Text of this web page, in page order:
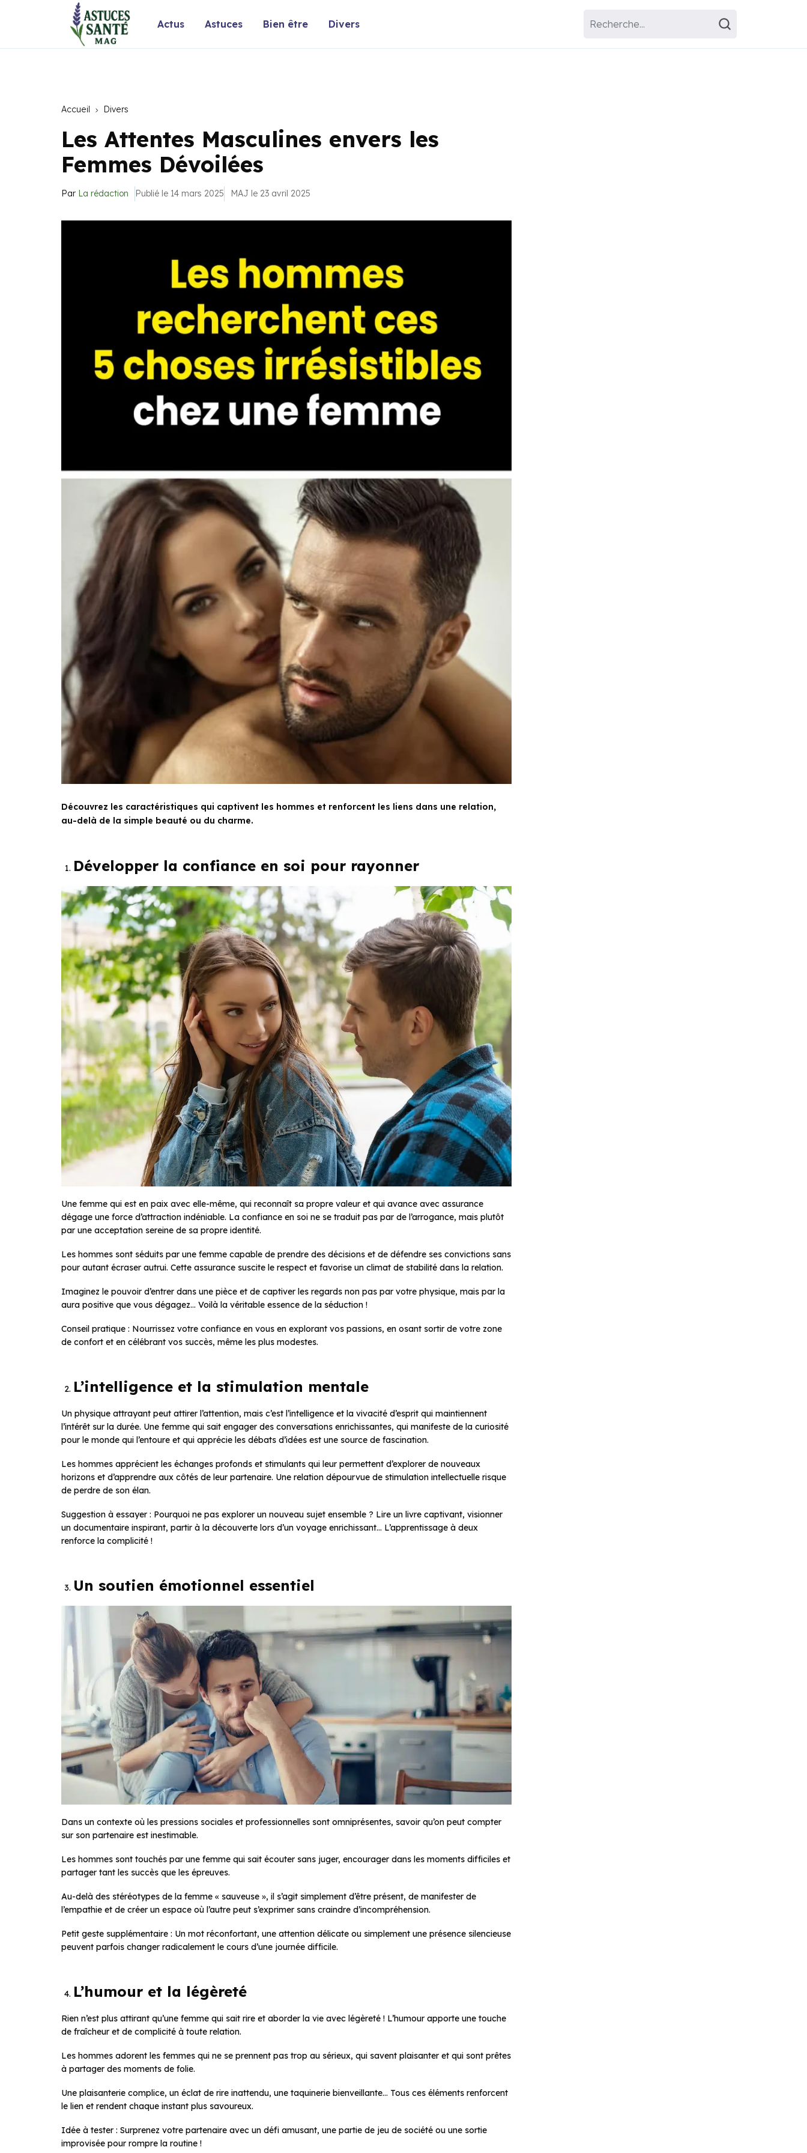
Actus Astuces Bien être Divers
Accueil Divers
Les Attentes Masculines envers les
Femmes Dévoilées
Par La rédaction Publié le 14 mars 2025 MAJ le 23 avril 2025
Découvrez les caractéristiques qui captivent les hommes et renforcent les liens dans une relation,
au-delà de la simple beauté ou du charme.
Développer la confiance en soi pour rayonner
Une femme qui est en paix avec elle-même, qui reconnaît sa propre valeur et qui avance avec assurance
dégage une force d’attraction indéniable. La confiance en soi ne se traduit pas par de l’arrogance, mais plutôt
par une acceptation sereine de sa propre identité.
Les hommes sont séduits par une femme capable de prendre des décisions et de défendre ses convictions sans
pour autant écraser autrui. Cette assurance suscite le respect et favorise un climat de stabilité dans la relation.
Imaginez le pouvoir d’entrer dans une pièce et de captiver les regards non pas par votre physique, mais par la
aura positive que vous dégagez… Voilà la véritable essence de la séduction !
Conseil pratique : Nourrissez votre confiance en vous en explorant vos passions, en osant sortir de votre zone
de confort et en célébrant vos succès, même les plus modestes.
L’intelligence et la stimulation mentale
Un physique attrayant peut attirer l’attention, mais c’est l’intelligence et la vivacité d’esprit qui maintiennent
l’intérêt sur la durée. Une femme qui sait engager des conversations enrichissantes, qui manifeste de la curiosité
pour le monde qui l’entoure et qui apprécie les débats d’idées est une source de fascination.
Les hommes apprécient les échanges profonds et stimulants qui leur permettent d’explorer de nouveaux
horizons et d’apprendre aux côtés de leur partenaire. Une relation dépourvue de stimulation intellectuelle risque
de perdre de son élan.
Suggestion à essayer : Pourquoi ne pas explorer un nouveau sujet ensemble ? Lire un livre captivant, visionner
un documentaire inspirant, partir à la découverte lors d’un voyage enrichissant… L’apprentissage à deux
renforce la complicité !
Un soutien émotionnel essentiel
Dans un contexte où les pressions sociales et professionnelles sont omniprésentes, savoir qu’on peut compter
sur son partenaire est inestimable.
Les hommes sont touchés par une femme qui sait écouter sans juger, encourager dans les moments difficiles et
partager tant les succès que les épreuves.
Au-delà des stéréotypes de la femme « sauveuse », il s’agit simplement d’être présent, de manifester de
l’empathie et de créer un espace où l’autre peut s’exprimer sans craindre d’incompréhension.
Petit geste supplémentaire : Un mot réconfortant, une attention délicate ou simplement une présence silencieuse
peuvent parfois changer radicalement le cours d’une journée difficile.
L’humour et la légèreté
Rien n’est plus attirant qu’une femme qui sait rire et aborder la vie avec légèreté ! L’humour apporte une touche
de fraîcheur et de complicité à toute relation.
Les hommes adorent les femmes qui ne se prennent pas trop au sérieux, qui savent plaisanter et qui sont prêtes
à partager des moments de folie.
Une plaisanterie complice, un éclat de rire inattendu, une taquinerie bienveillante… Tous ces éléments renforcent
le lien et rendent chaque instant plus savoureux.
Idée à tester : Surprenez votre partenaire avec un défi amusant, une partie de jeu de société ou une sortie
improvisée pour rompre la routine !